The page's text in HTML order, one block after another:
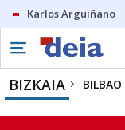
Karlos Arguiñano
BIZKAIA BILBAO